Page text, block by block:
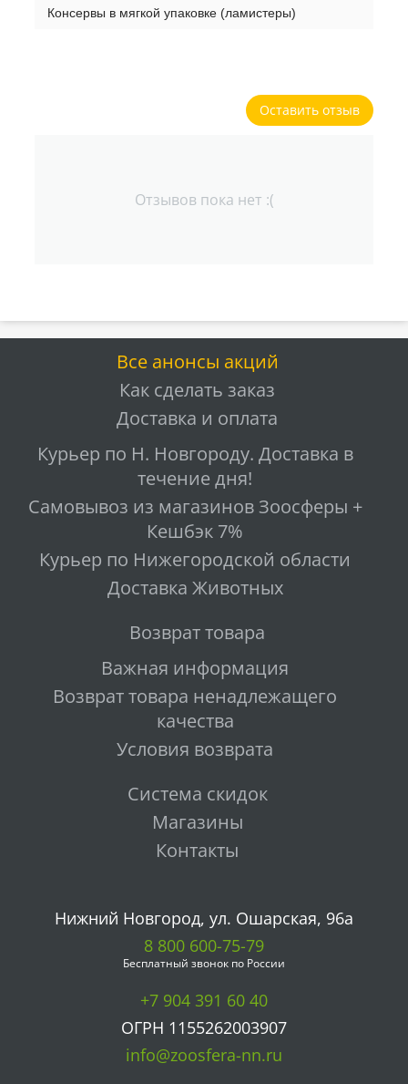
Консервы в мягкой упаковке (ламистеры)
Оставить отзыв
Отзывов пока нет :(
Все анонсы акций
Как сделать заказ
Доставка и оплата
Курьер по Н. Новгороду. Доставка в
течение дня!
Самовывоз из магазинов Зоосферы +
Кешбэк 7%
Курьер по Нижегородской области
Доставка Животных
Возврат товара
Важная информация
Возврат товара ненадлежащего
качества
Условия возврата
Система скидок
Магазины
Контакты
Нижний Новгород, ул. Ошарская, 96а
8 800 600-75-79
Бесплатный звонок по России
+7 904 391 60 40
ОГРН 1155262003907
info@zoosfera-nn.ru